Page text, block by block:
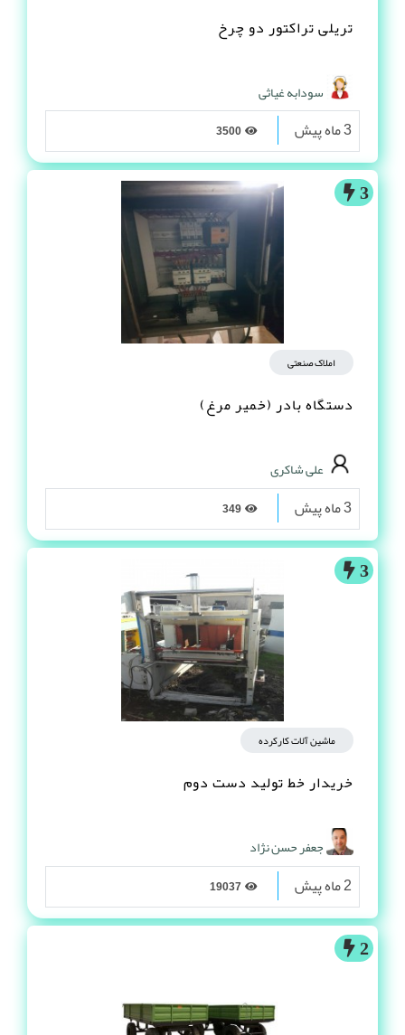
تریلی تراکتور دو چرخ
سودابه غیاثی
3 ماه پیش
3
املاک صنعتی
دستگاه بادر (خمیر مرغ)
علی شاکری
3 ماه پیش
3
ماشین آلات کارکرده
خریدار خط تولید دست دوم
جعفر حسن نژاد
2 ماه پیش
2